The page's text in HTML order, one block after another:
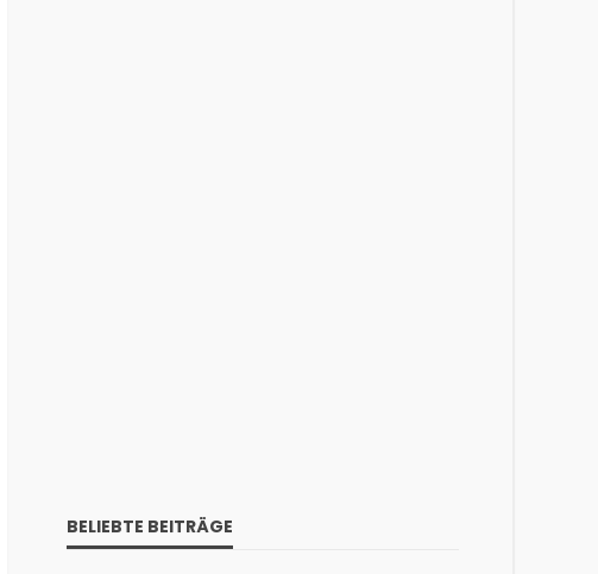
BELIEBTE BEITRÄGE